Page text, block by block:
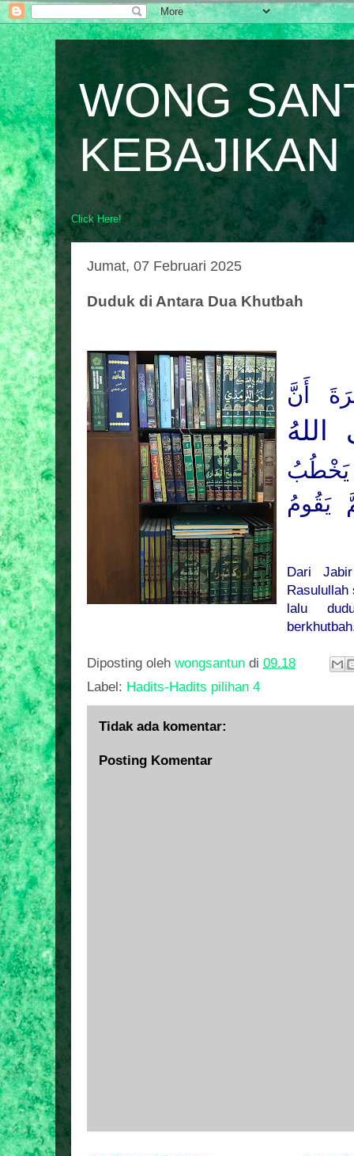
WONG
KEBAJIKAN
Click Here!
Jumat, 07 Februari 2025
Duduk di Antara Dua Khutbah
أَنَّ
اللهُ
يَقُومُ
Dari
Rasulullah
lalu
Diposting oleh wongsantun di 09.18
Label: Hadits-Hadits pilihan 4
Tidak ada komentar:
Posting Komentar